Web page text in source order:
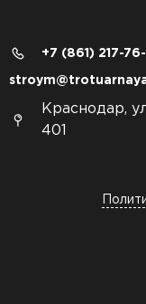
+7 (861) 217-
Краснодар,
401